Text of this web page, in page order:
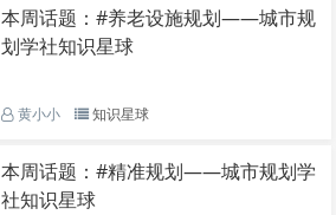
本周话题：#养老设施规划——城市规
划学社知识星球
黄小小 知识星球
本周话题：#精准规划——城市规划学
社知识星球